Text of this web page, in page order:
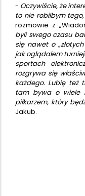
- Oczywiście, że
to nie robiłbym
rozmowie z
byli swego czasu
się nawet o
jak oglądałem
sportach
rozgrywa się
każdego. Lubię też
tam bywa o wiele
piłkarzem, który
Jakub.